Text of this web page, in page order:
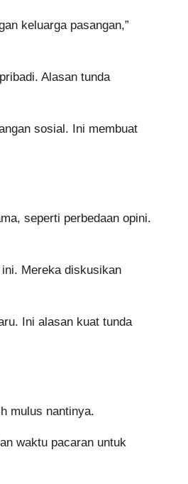
keluarga pasangan,”
Alasan tunda
sosial. Ini membuat
seperti perbedaan opini.
Mereka diskusikan
Ini alasan kuat tunda
mulus nantinya.
waktu pacaran untuk